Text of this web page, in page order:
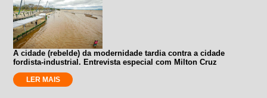
A cidade (rebelde) da modernidade tardia contra a cidade
fordista-industrial. Entrevista especial com Milton Cruz
LER MAIS